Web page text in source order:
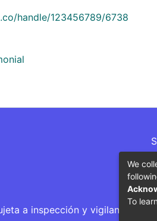
handle/123456789/6738
a inspección y vigilancia por
We
To